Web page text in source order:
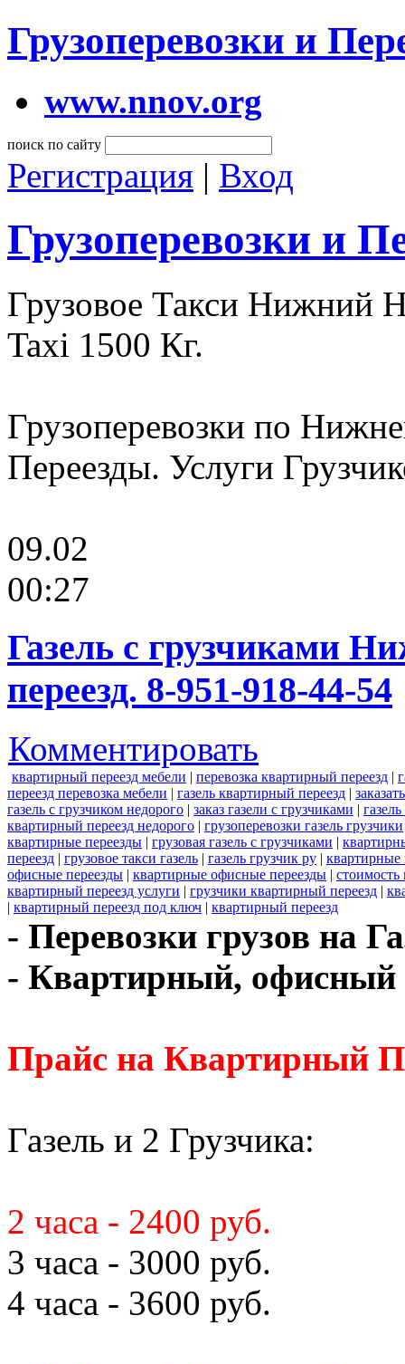
Грузоперевозки и
www.nnov.org
поиск по сайту
Регистрация | Вход
Грузоперевозки и
Грузовое Такси Нижний
Taxi 1500 Кг.
Грузоперевозки по
Переезды. Услуги
09.02
00:27
Газель с грузчиками
переезд. 8-951-918-44-54
Комментировать
квартирный переезд мебели | перевозка квартирный переезд |
переезд перевозка мебели | газель квартирный переезд |
газель с грузчиком недорого | заказ газели с грузчиками |
квартирный переезд недорого | грузоперевозки газель грузчики
квартирные переезды | грузовая газель с грузчиками |
переезд | грузовое такси газель | газель грузчик ру | квартирные
офисные переезды | квартирные офисные переезды | стоимость
квартирный переезд услуги | грузчики квартирный переезд |
| квартирный переезд под ключ | квартирный переезд
- Перевозки грузов на
- Квартирный, офисный
Прайс на Квартирный
Газель и 2 Грузчика:
2 часа - 2400 руб.
3 часа - 3000 руб.
4 часа - 3600 руб.